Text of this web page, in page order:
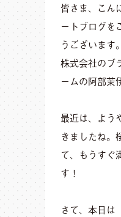
皆さま、こん
ートブログを
うございます
株式会社の
ームの阿部茉
最近は、よう
きましたね。
て、もうすぐ
す！
さて、本日は